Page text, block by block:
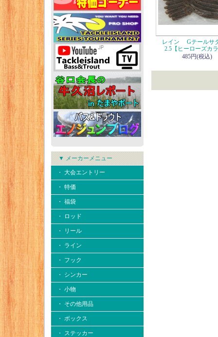
▼ メーカーメニュー
・ 大会エントリー
・ 特価
・ 福袋
・ ロッド
・ リール
・ ライン
・ フック
・ シンカー
・ 小物
・ その他用品
・ ボックス
・ ステッカー
レイン Gテールサ
2.5【ヒーローズカ
485円(税込)